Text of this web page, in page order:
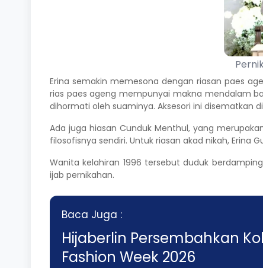
Erina semakin memesona dengan riasan paes
rias paes ageng mempunyai makna mendalam
dihormati oleh suaminya. Aksesori ini disematkan
Ada juga hiasan Cunduk Menthul, yang
filosofisnya sendiri. Untuk riasan akad nikah,
Wanita kelahiran 1996 tersebut duduk
ijab pernikahan.
Baca Juga :
Hijaberlin Persembahkan
Fashion Week 2026